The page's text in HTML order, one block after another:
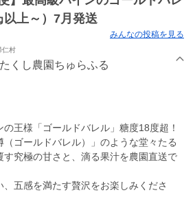
上～）7月発送
みんなの投稿を見る
仁村
くし農園ちゅらふる
の王様「ゴールドバレル」糖度18度超！
ゴールドバレル）」のような堂々たる
す究極の甘さと、滴る果汁を農園直送で
五感を満たす贅沢をお楽しみくださ